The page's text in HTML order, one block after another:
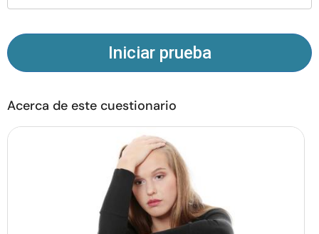
Idioma
Sobre nosotros Contáctanos Escríbenos
Publicidad con
© Copyright 2026. Todos los derechos reservados.
Iniciar prueba
Acerca de este cuestionario